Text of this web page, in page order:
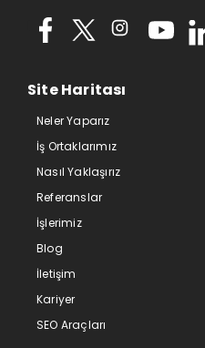
Site Haritası
Neler Yaparız
İş Ortaklarımız
Nasıl Yaklaşırız
Referanslar
İşlerimiz
Blog
İletişim
Kariyer
SEO Araçları